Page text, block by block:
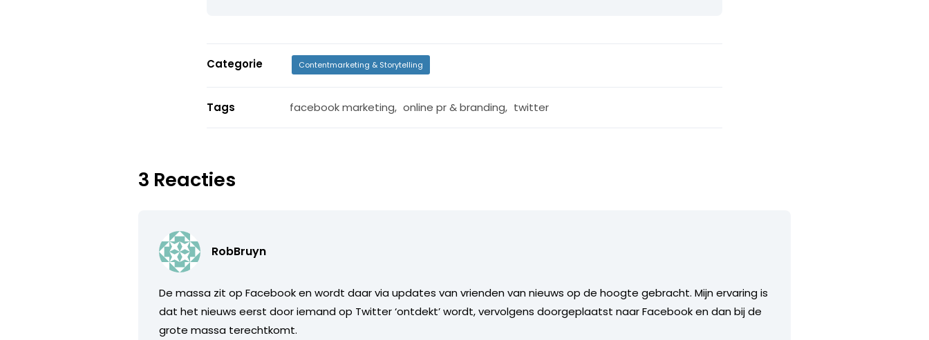
Categorie Contentmarketing & Storytelling
Tags facebook marketing, online pr & branding, twitter
3 Reacties
RobBruyn
De massa zit op Facebook en wordt daar via updates van vrienden van nieuws op de hoogte gebracht. Mijn ervaring is
dat het nieuws eerst door iemand op Twitter ‘ontdekt’ wordt, vervolgens doorgeplaatst naar Facebook en dan bij de
grote massa terechtkomt.